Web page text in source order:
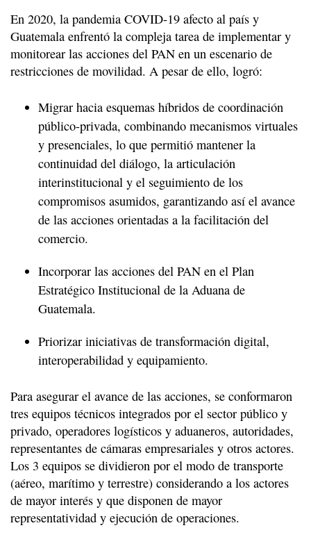
En 2020, la pandemia COVID-19 afecto al país y
Guatemala enfrentó la compleja tarea de implementar y
monitorear las acciones del PAN en un escenario de
restricciones de movilidad. A pesar de ello, logró:
Migrar hacia esquemas híbridos de coordinación
público-privada, combinando mecanismos virtuales
y presenciales, lo que permitió mantener la
continuidad del diálogo, la articulación
interinstitucional y el seguimiento de los
compromisos asumidos, garantizando así el avance
de las acciones orientadas a la facilitación del
comercio.
Incorporar las acciones del PAN en el Plan
Estratégico Institucional de la Aduana de
Guatemala.
Priorizar iniciativas de transformación digital,
interoperabilidad y equipamiento.
Para asegurar el avance de las acciones, se conformaron
tres equipos técnicos integrados por el sector público y
privado, operadores logísticos y aduaneros, autoridades,
representantes de cámaras empresariales y otros actores.
Los 3 equipos se dividieron por el modo de transporte
(aéreo, marítimo y terrestre) considerando a los actores
de mayor interés y que disponen de mayor
representatividad y ejecución de operaciones.